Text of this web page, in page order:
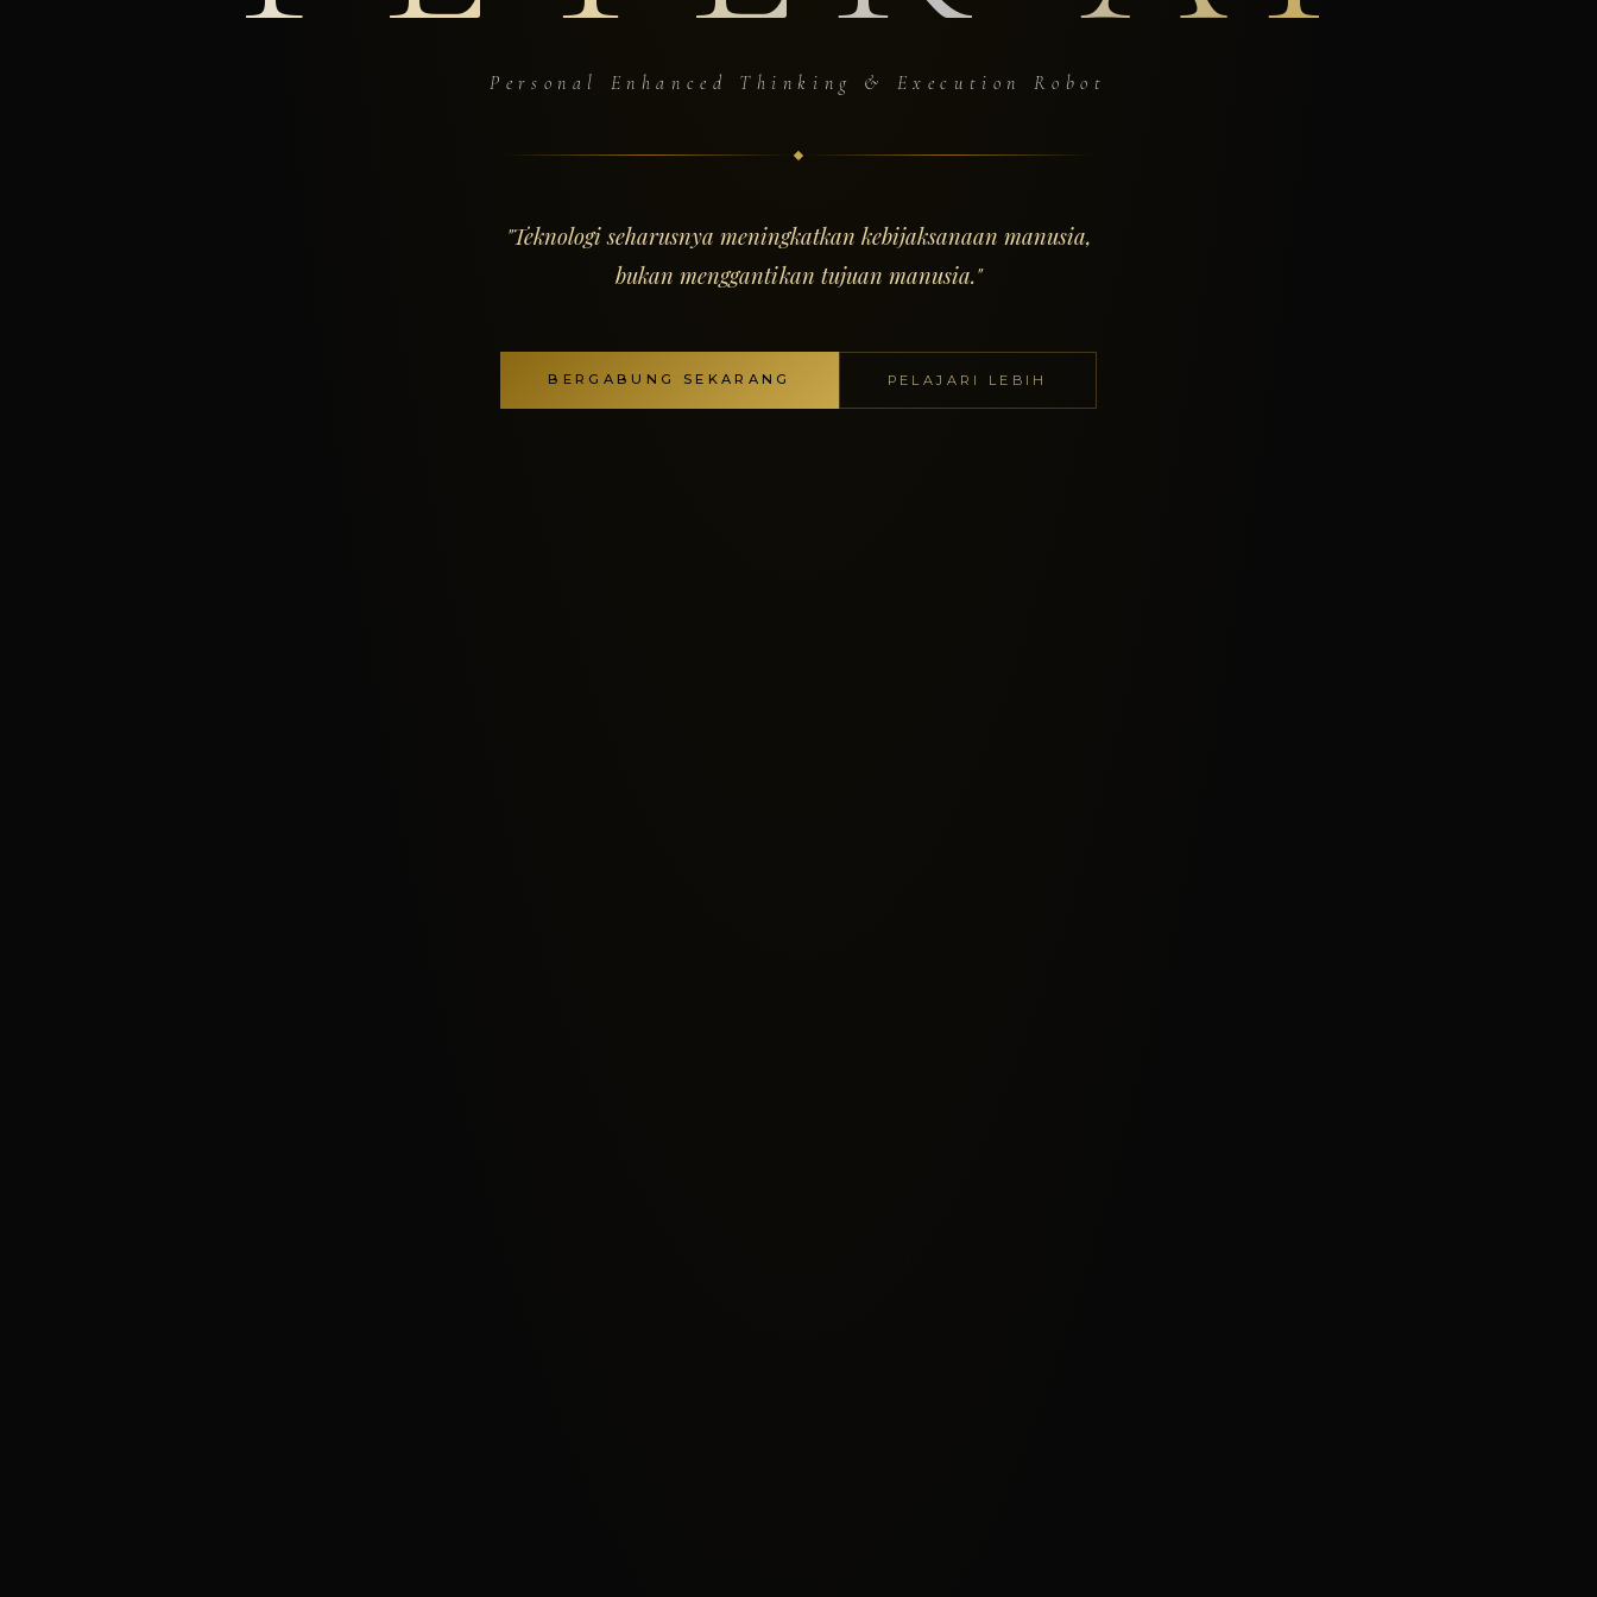
Personal Enhanced Thinking & Execution Robot
"Teknologi seharusnya meningkatkan kebijaksanaan manusia,
bukan menggantikan tujuan manusia."
BERGABUNG SEKARANG PELAJARI LEBIH